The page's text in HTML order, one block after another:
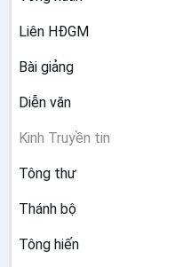
Liên HĐGM
Bài giảng
Diễn văn
Kinh Truyền tin
Tông thư
Thánh bộ
Tông hiến